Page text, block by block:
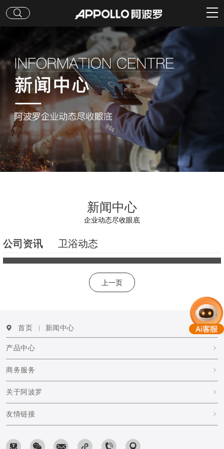
新闻中心
企业动态尽收眼底
公司资讯 卫浴动态
上一页
首页 新闻中心
产品中心
商务服务
关于阿波罗
友情链接